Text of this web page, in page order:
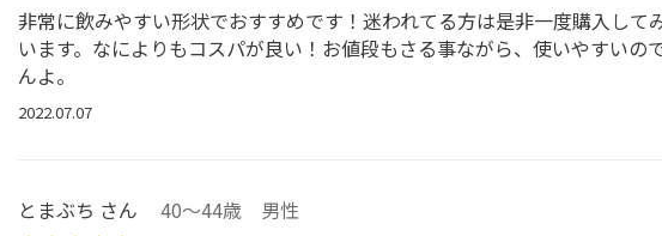
非常に飲みやすい形状でおすすめです！迷われてる方は是非一度購入し
います。なによりもコスパが良い！お値段もさる事ながら、使いやすい
んよ。
2022.07.07
とまぶち さん 40～44歳 男性